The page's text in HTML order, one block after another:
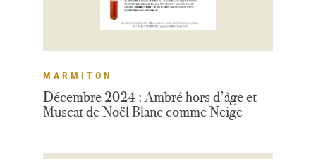
Décembre 2024 : Ambré hors d’âge et
Muscat de Noël Blanc comme Neige
MARMITON